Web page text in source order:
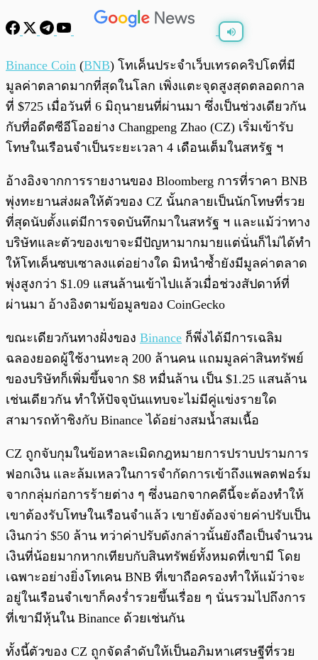
0:00 /0:00
Binance Coin (BNB) โทเค็นประจำเว็บเทรดคริปโตที่มี
มูลค่าตลาดมากที่สุดในโลก เพิ่งแตะจุดสูงสุดตลอดกาล
ที่ $725 เมื่อวันที่ 6 มิถุนายนที่ผ่านมา ซึ่งเป็นช่วงเดียวกัน
กับที่อดีตซีอีโออย่าง Changpeng Zhao (CZ) เริ่มเข้ารับ
โทษในเรือนจำเป็นระยะเวลา 4 เดือนเต็มในสหรัฐ ฯ​
อ้างอิงจากการรายงานของ Bloomberg การที่ราคา BNB
พุ่งทะยานส่งผลให้ตัวของ CZ นั้นกลายเป็นนักโทษที่รวย
ที่สุดนับตั้งแต่มีการจดบันทึกมาในสหรัฐ ฯ​ และแม้ว่าทาง
บริษัทและตัวของเขาจะมีปัญหามากมายแต่นั่นก็ไม่ได้ทำ
ให้โทเค็นซบเซาลงแต่อย่างใด มิหนำซ้ำยังมีมูลค่าตลาด
พุ่งสูงกว่า $1.09 แสนล้านเข้าไปแล้วเมื่อช่วงสัปดาห์ที่
ผ่านมา อ้างอิงตามข้อมูลของ CoinGecko
ขณะเดียวกันทางฝั่งของ Binance ก็พึ่งได้มีการเฉลิม
ฉลองยอดผู้ใช้งานทะลุ 200 ล้านคน แถมมูลค่าสินทรัพย์
ของบริษัทก็เพิ่มขึ้นจาก $8 หมื่นล้าน เป็น $1.25 แสนล้าน
เช่นเดียวกัน ทำให้ปัจจุบันแทบจะไม่มีคู่แข่งรายใด
สามารถท้าชิงกับ Binance ได้อย่างสมน้ำสมเนื้อ
CZ ถูกจับกุมในข้อหาละเมิดกฎหมายการปราบปรามการ
ฟอกเงิน และล้มเหลวในการจำกัดการเข้าถึงแพลตฟอร์ม
จากกลุ่มก่อการร้ายต่าง ๆ ซึ่งนอกจากคดีนี้จะต้องทำให้
เขาต้องรับโทษในเรือนจำแล้ว เขายังต้องจ่ายค่าปรับเป็น
เงินกว่า $50 ล้าน ทว่าค่าปรับดังกล่าวนั้นยังถือเป็นจำนวน
เงินที่น้อยมากหากเทียบกับสินทรัพย์ทั้งหมดที่เขามี โดย
เฉพาะอย่างยิ่งโทเคน BNB ที่เขาถือครองทำให้แม้ว่าจะ
อยู่ในเรือนจำเขาก็คงร่ำรวยขึ้นเรื่อย ๆ นั่นรวมไปถึงการ
ที่เขามีหุ้นใน Binance ด้วยเช่นกัน
ทั้งนี้ตัวของ CZ ถูกจัดลำดับให้เป็นอภิมหาเศรษฐีที่รวย